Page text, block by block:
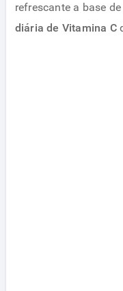
refrescante a base
diária de Vitamina C